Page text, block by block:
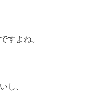
すよね。
し、